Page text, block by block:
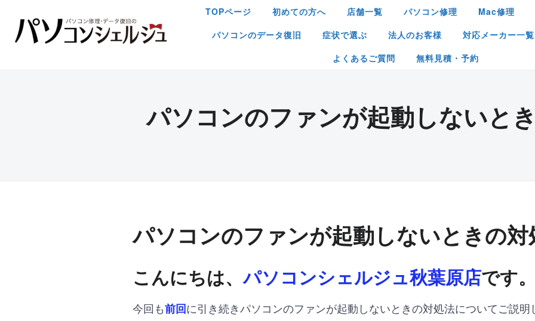
TOPページ 初めての方へ 店舗一覧 パソコン修理 Mac修理
パソコンのデータ復旧
症状で選ぶ 法人のお客様 対応メーカー一覧
よくあるご質問
無料見積・予約
パソコンのファンが起動しないと
パソコンのファンが起動しないときの
こんにちは、パソコンシェルジュ秋葉原店です。
今回も前回に引き続きパソコンのファンが起動しないときの対処法についてご説明